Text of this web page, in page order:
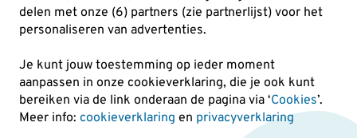
delen met onze (6) partners (zie partnerlijst) voor het
personaliseren van advertenties.
Je kunt jouw toestemming op ieder moment
aanpassen in onze cookieverklaring, die je ook kunt
bereiken via de link onderaan de pagina via ‘Cookies’.
Meer info: cookieverklaring en privacyverklaring